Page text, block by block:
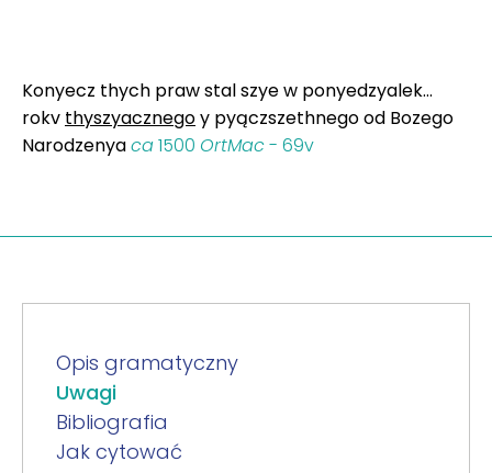
Konyecz thych praw stal szye w ponyedzyalek...
rokv thyszyacznegoy pyączszethnego od Bozego
Narodzenyaca1500 OrtMac- 69v
Opis gramatyczny
Uwagi
Bibliografia
Jak cytować